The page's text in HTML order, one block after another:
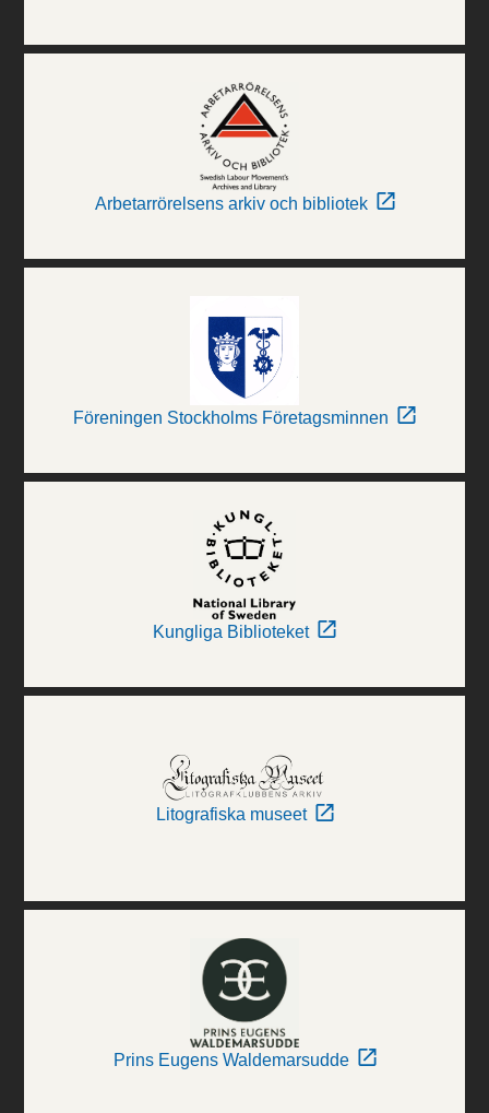
Arbetarrörelsens arkiv och bibliotek
Föreningen Stockholms Företagsminnen
Kungliga Biblioteket
Litografiska museet
Prins Eugens Waldemarsudde